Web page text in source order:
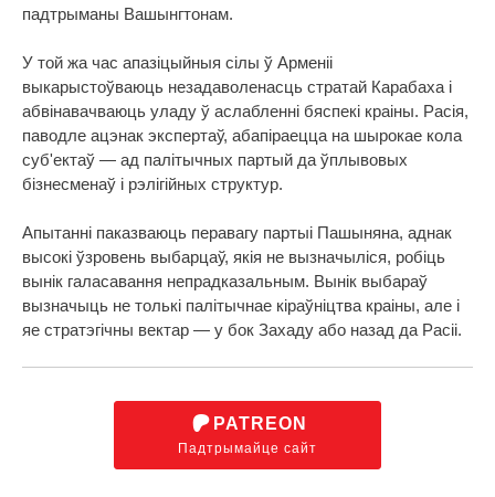
падтрыманы Вашынгтонам.
У той жа час апазіцыйныя сілы ў Арменіі
выкарыстоўваюць незадаволенасць стратай Карабаха і
абвінавачваюць уладу ў аслабленні бяспекі краіны. Расія,
паводле ацэнак экспертаў, абапіраецца на шырокае кола
суб'ектаў — ад палітычных партый да ўплывовых
бізнесменаў і рэлігійных структур.
Апытанні паказваюць перавагу партыі Пашыняна, аднак
высокі ўзровень выбарцаў, якія не вызначыліся, робіць
вынік галасавання непрадказальным. Вынік выбараў
вызначыць не толькі палітычнае кіраўніцтва краіны, але і
яе стратэгічны вектар — у бок Захаду або назад да Расіі.
PATREON
Падтрымайце сайт